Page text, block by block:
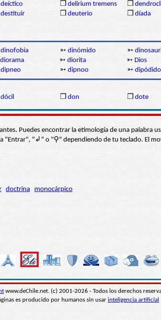
deíctico ❒ delirium tremens ❒
destituir ❒ deuterio ❒ díada
dinofobia ➳ dinómido ➳
diorama ➳ diorita ➳ Dios
dipneo ➳ dipnoo ➳ dipódido
dócil ❒ don ❒ dote
Puedes encontrar la etimología de una palabra
"Entrar", "↲" o "⚲" dependiendo de tu teclado. El
doctrina monocárpico
www.deChile.net. (c) 2001-2026 - Todos los derechos
es producido por humanos sin usar inteligencia artificial